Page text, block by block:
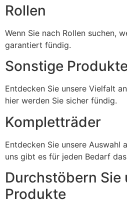
Rollen
Wenn Sie nach Rollen suchen,
garantiert fündig.
Sonstige
Entdecken Sie unsere Vielfalt
hier werden Sie sicher fündig.
Kompletträder
Entdecken Sie unsere Auswahl
uns gibt es für jeden Bedarf
Durchstöbern Sie
Produkte